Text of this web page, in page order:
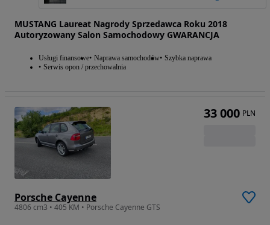
MUSTANG Laureat Nagrody Sprzedawca Roku 2018
Autoryzowany Salon Samochodowy GWARANCJA
Usługi finansowe Naprawa samochodów Szybka naprawa
Serwis opon / przechowalnia
Porsche Cayenne
4806 cm3 • 405 KM • Porsche Cayenne GTS
33 000 PLN